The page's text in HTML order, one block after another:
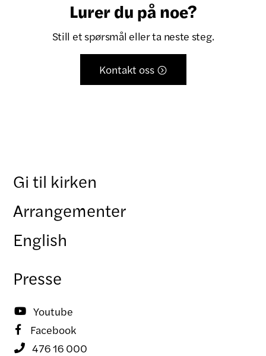
Lurer du på noe?
Still et spørsmål eller ta neste steg.
Kontakt oss 
Gi til kirken
Arrangementer
English
Presse
 Youtube
 Facebook
 476 16 000